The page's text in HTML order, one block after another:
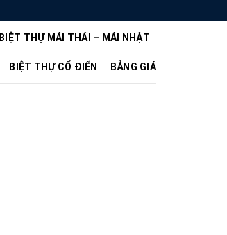
BIỆT THỰ MÁI THÁI – MÁI NHẬT
BIỆT THỰ CỔ ĐIỂN BẢNG GIÁ